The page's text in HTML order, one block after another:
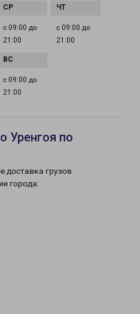
с 09:00 до
21:00
с 09:00 до
21:00
с 09:00 до
21:00
Уренгоя по
доставка грузов
города: